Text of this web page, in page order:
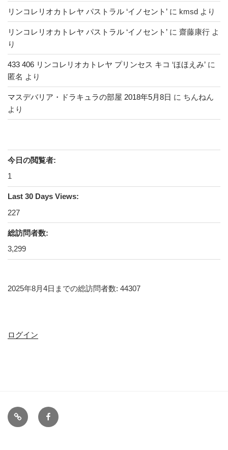
リンコレリオカトレヤ パストラル ‘イノセント’ に kmsd より
リンコレリオカトレヤ パストラル ‘イノセント’ に 齋藤康行 よ
り
433 406 リンコレリオカトレヤ プリンセス キコ ‘ほほえみ’ に
匿名 より
マスデバリア・ドラキュラの部屋 2018年5月8日 に ちんねん
より
今日の閲覧者:
1
Last 30 Days Views:
227
総訪問者数:
3,299
2025年8月4日までの総訪問者数: 44307
ログイン
備
忘
FB